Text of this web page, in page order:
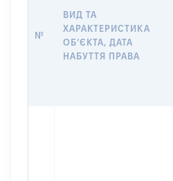
№
ВИД ТА
ХАРАКТЕРИСТИКА
ОБʼЄКТА, ДАТА
НАБУТТЯ ПРАВА